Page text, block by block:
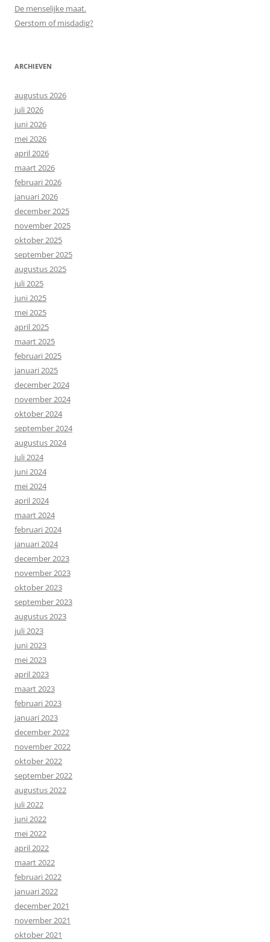
De menselijke maat.
Oerstom of misdadig?
ARCHIEVEN
augustus 2026
juli 2026
juni 2026
mei 2026
april 2026
maart 2026
februari 2026
januari 2026
december 2025
november 2025
oktober 2025
september 2025
augustus 2025
juli 2025
juni 2025
mei 2025
april 2025
maart 2025
februari 2025
januari 2025
december 2024
november 2024
oktober 2024
september 2024
augustus 2024
juli 2024
juni 2024
mei 2024
april 2024
maart 2024
februari 2024
januari 2024
december 2023
november 2023
oktober 2023
september 2023
augustus 2023
juli 2023
juni 2023
mei 2023
april 2023
maart 2023
februari 2023
januari 2023
december 2022
november 2022
oktober 2022
september 2022
augustus 2022
juli 2022
juni 2022
mei 2022
april 2022
maart 2022
februari 2022
januari 2022
december 2021
november 2021
oktober 2021